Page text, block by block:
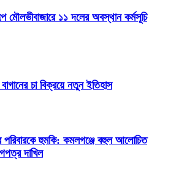
মৌলভীবাজারে ১১ দলের অবস্থান কর্মসূচি
চা বিক্রয়ে নতুন ইতিহাস
পরিবারকে হুমকি: কমলগঞ্জে বহুল আলোচিত
দাখিল